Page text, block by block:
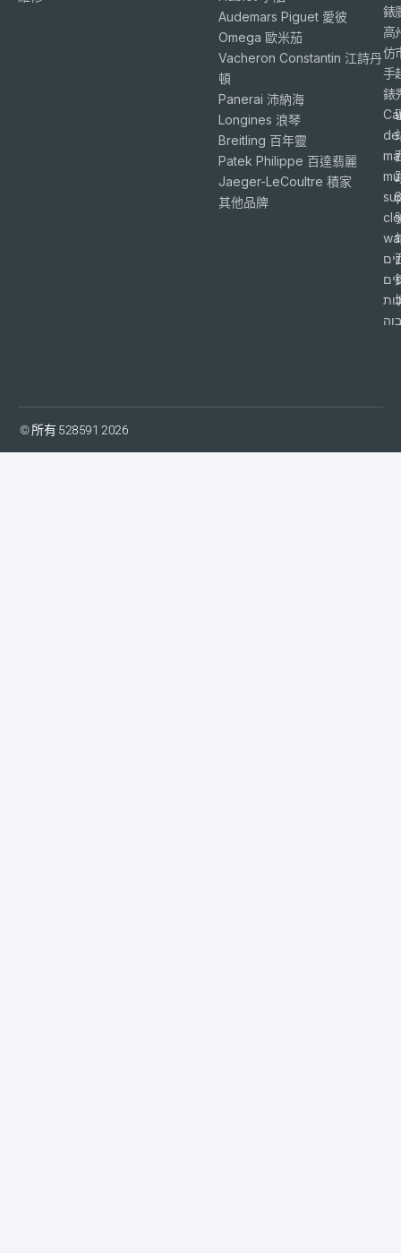
Audemars Piguet 愛彼
Omega 歐米茄
Vacheron Constantin 江詩丹
頓
Panerai 沛納海
Longines 浪琴
Breitling 百年靈
Patek Philippe 百達翡麗
Jaeger-LeCoultre 積家
其他品牌
錶
高
仿
手
錶
de
© 所有 528591 2026